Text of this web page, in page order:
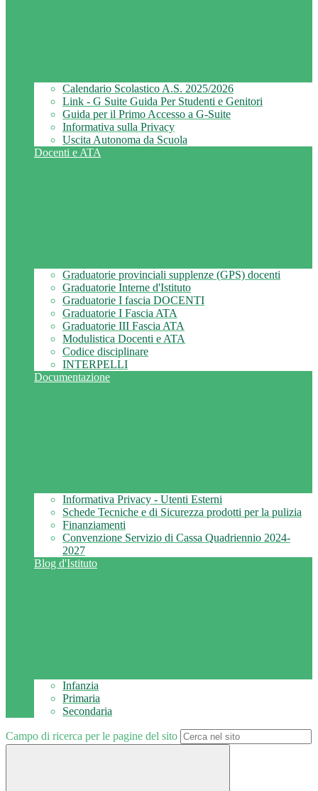
Calendario Scolastico A.S. 2025/2026
Link - G Suite Guida Per Studenti e Genitori
Guida per il Primo Accesso a G-Suite
Informativa sulla Privacy
Uscita Autonoma da Scuola
Docenti e ATA
Graduatorie provinciali supplenze (GPS) docenti
Graduatorie Interne d'Istituto
Graduatorie I fascia DOCENTI
Graduatorie I Fascia ATA
Graduatorie III Fascia ATA
Modulistica Docenti e ATA
Codice disciplinare
INTERPELLI
Documentazione
Informativa Privacy - Utenti Esterni
Schede Tecniche e di Sicurezza prodotti per la pulizia
Finanziamenti
Convenzione Servizio di Cassa Quadriennio 2024-
2027
Blog d'Istituto
Infanzia
Primaria
Secondaria
Campo di ricerca per le pagine del sito